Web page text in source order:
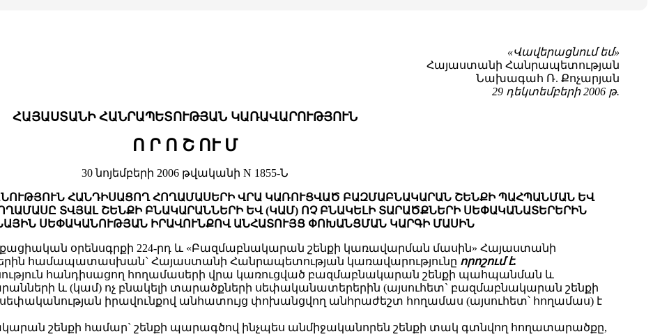
«Վավերացնում եմ»
Հայաստանի Հանրապետության
Նախագահ Ռ. Քոչարյան
29 դեկտեմբերի 2006 թ.
ՀԱՅԱՍՏԱՆԻ ՀԱՆՐԱՊԵՏՈՒԹՅԱՆ ԿԱՌԱՎԱՐՈՒԹՅՈՒՆ
Ո Ր Ո Շ ՈՒ Մ
30 նոյեմբերի 2006 թվականի N 1855-Ն
ՀԱՆԴԻՍԱՑՈՂ ՀՈՂԱՄԱՍԵՐԻ ՎՐԱ ԿԱՌՈՒՑՎԱԾ ԲԱԶՄԱԲՆԱԿԱՐԱՆ ՇԵՆՔԻ ՊԱՀՊԱՆՄԱՆ ԵՎ
ՏՎՅԱԼ ՇԵՆՔԻ ԲՆԱԿԱՐԱՆՆԵՐԻ ԵՎ (ԿԱՄ) ՈՉ ԲՆԱԿԵԼԻ ՏԱՐԱԾՔՆԵՐԻ ՍԵՓԱԿԱՆԱՏԵՐԵՐԻՆ
ՍԵՓԱԿԱՆՈՒԹՅԱՆ ԻՐԱՎՈՒՆՔՈՎ ԱՆՀԱՏՈՒՅՑ ՓՈԽԱՆՑՄԱՆ ԿԱՐԳԻ ՄԱՍԻՆ
օրենսգրքի 224-րդ և «Բազմաբնակարան շենքի կառավարման մասին» Հայաստանի
համապատասխան` Հայաստանի Հանրապետության կառավարությունը որոշում է.
հանդիսացող հողամասերի վրա կառուցված բազմաբնակարան շենքի պահպանման և
և (կամ) ոչ բնակելի տարածքների սեփականատերերին (այսուհետ` բազմաբնակարան շենքի
իրավունքով անհատույց փոխանցվող անհրաժեշտ հողամաս (այսուհետ՝ հողամաս) է
շենքի համար` շենքի պարագծով ինչպես անմիջականորեն շենքի տակ գտնվող հողատարածքը,